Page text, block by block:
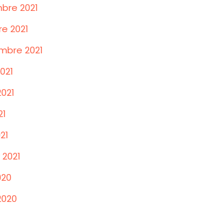
2021
2021
2021